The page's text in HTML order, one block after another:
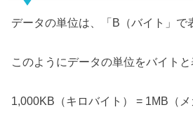
データの単位は、「B（バイト」で
このようにデータの単位をバイトと
1,000KB（キロバイト） = 1MB（メ